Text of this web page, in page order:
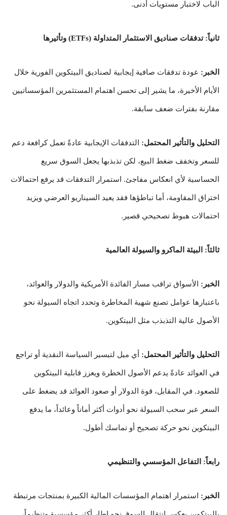
الباب لاختبار مستويات أدنى.
ثانياً: تدفقات صناديق الاستثمار المتداولة (ETFs) وتأثيرها
الخبر: عودة تدفقات صافية إيجابية لصناديق البيتكوين الفورية خلال
الأيام الأخيرة، ما يشير إلى تحسن اهتمام المستثمرين المؤسساتيين
مقارنة بفترات ضعف سابقة.
التحليل والتأثير المحتمل: التدفقات الإيجابية عادةً تعمل كرافعة دعم
للسعر وتخفف ضغط البيع، لكن تذبذبها يجعل السوق سريع
الحساسية لأي انعكاس مفاجئ. استمرار التدفقات قد يرفع احتمالات
اختراق المقاومة، أما تباطؤها فقد يعيد السيناريو العرضي ويزيد
احتمالات هبوط تصحيحي قصير.
ثالثاً: البيئة الماكرو والسيولة العالمية
الخبر: الأسواق تراقب مسار الفائدة الأمريكية والدولار والعوائد،
باعتبارها عوامل تصنع شهية المخاطرة وتحدد اتجاه السيولة نحو
الأصول عالية التذبذب مثل البيتكوين.
التحليل والتأثير المحتمل: أي ميل لتيسير السياسة النقدية أو تراجع
في العوائد عادةً يدعم الأصول الخطرة ويعزز قابلية البيتكوين
للصعود. في المقابل، قوة الدولار أو صعود العوائد قد يضغط على
السعر عبر سحب السيولة نحو أدوات أكثر أماناً وعائداً، ما يدفع
البيتكوين نحو حركة تصحيح أو تماسك أطول.
رابعاً: التفاعل المؤسسي والتنظيمي
الخبر: استمرار اهتمام المؤسسات المالية الكبيرة بمنتجات مرتبطة